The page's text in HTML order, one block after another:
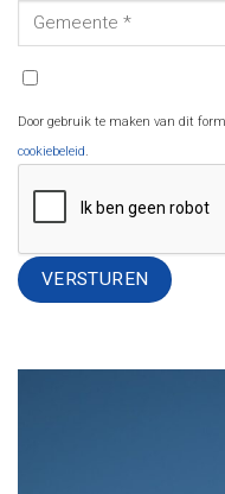
Door gebruik te maken van dit
cookiebeleid.